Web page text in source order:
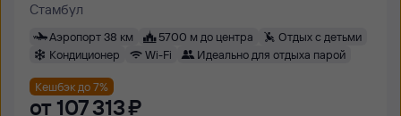
Стамбул
Аэропорт 38 км 5700 м до центра
Отдых с детьми
Кондиционер
Wi-Fi Идеально для отдыха парой
Кешбэк до 7%
от 107 ⁠313 ⁠₽